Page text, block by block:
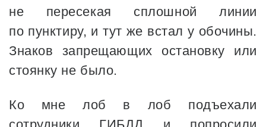
не пересекая сплошной линии
по пунктиру, и тут же встал у обочины.
Знаков запрещающих остановку или
стоянку не было.
Ко мне лоб в лоб подъехали